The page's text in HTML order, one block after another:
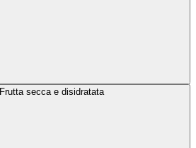
Frutta secca e disidratata